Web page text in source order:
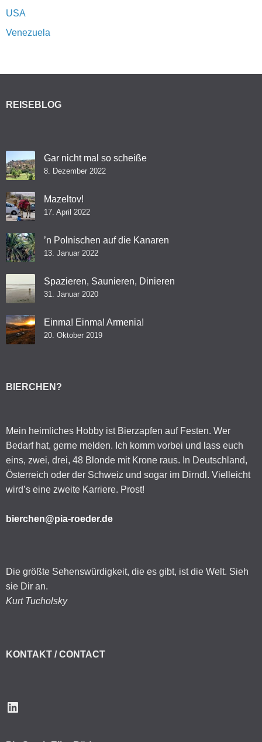
USA
Venezuela
REISEBLOG
Gar nicht mal so scheiße
8. Dezember 2022
Mazeltov!
17. April 2022
’n Polnischen auf die Kanaren
13. Januar 2022
Spazieren, Saunieren, Dinieren
31. Januar 2020
Einma! Einma! Armenia!
20. Oktober 2019
BIERCHEN?
Mein heimliches Hobby ist Bierzapfen auf Festen. Wer
Bedarf hat, gerne melden. Ich komm vorbei und lass euch
eins, zwei, drei, 48 Blonde mit Krone raus. In Deutschland,
Österreich oder der Schweiz und sogar im Dirndl. Vielleicht
wird’s eine zweite Karriere. Prost!
bierchen@pia-roeder.de
Die größte Sehenswürdigkeit, die es gibt, ist die Welt. Sieh
sie Dir an.
Kurt Tucholsky
KONTAKT / CONTACT
LinkedIn